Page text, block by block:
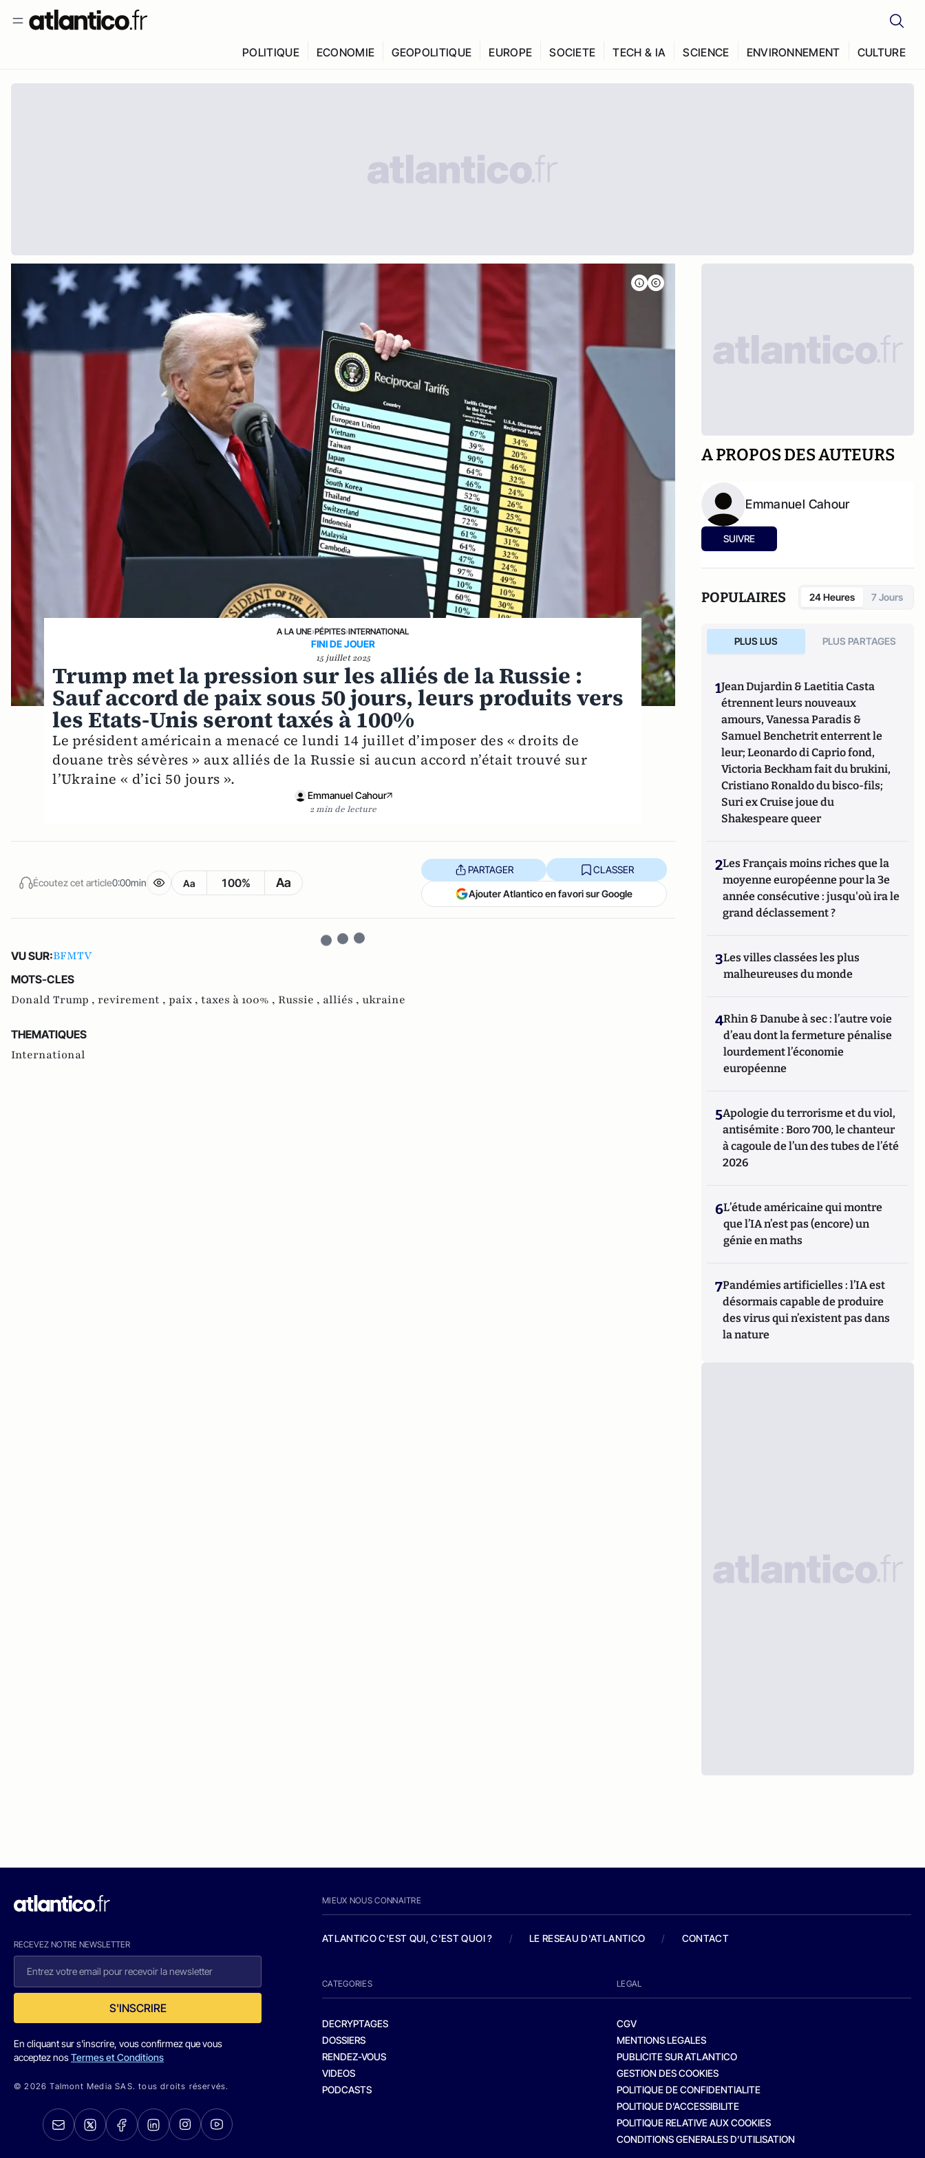
POLITIQUE ECONOMIE GEOPOLITIQUE EUROPE SOCIETE TECH & IA SCIENCE ENVIRONNEMENT CULTURE
A LA UNE›PÉPITES›INTERNATIONAL
FINI DE JOUER
15 juillet 2025
Trump met la pression sur les alliés de la Russie :
Sauf accord de paix sous 50 jours, leurs produits vers
les Etats-Unis seront taxés à 100%
Le président américain a menacé ce lundi 14 juillet d’imposer des « droits de
douane très sévères » aux alliés de la Russie si aucun accord n’était trouvé sur
l’Ukraine « d’ici 50 jours ».
Emmanuel Cahour
2 min de lecture
Écoutez cet article0:00min Aa 100% Aa
PARTAGER CLASSER
Ajouter Atlantico en favori sur Google
VU SUR:BFMTV
MOTS-CLES
Donald Trump , revirement , paix , taxes à 100% , Russie , alliés , ukraine
THEMATIQUES
International
A PROPOS DES AUTEURS
Emmanuel Cahour
SUIVRE
POPULAIRES 24 Heures 7 Jours
PLUS LUS PLUS PARTAGES
1Jean Dujardin & Laetitia Casta
étrennent leurs nouveaux
amours, Vanessa Paradis &
Samuel Benchetrit enterrent le
leur; Leonardo di Caprio fond,
Victoria Beckham fait du brukini,
Cristiano Ronaldo du bisco-fils;
Suri ex Cruise joue du
Shakespeare queer
2Les Français moins riches que la
moyenne européenne pour la 3e
année consécutive : jusqu'où ira le
grand déclassement ?
3Les villes classées les plus
malheureuses du monde
4Rhin & Danube à sec : l’autre voie
d’eau dont la fermeture pénalise
lourdement l’économie
européenne
5Apologie du terrorisme et du viol,
antisémite : Boro 700, le chanteur
à cagoule de l’un des tubes de l’été
2026
6L’étude américaine qui montre
que l’IA n’est pas (encore) un
génie en maths
7Pandémies artificielles : l’IA est
désormais capable de produire
des virus qui n’existent pas dans
la nature
RECEVEZ NOTRE NEWSLETTER
S'INSCRIRE
En cliquant sur s'inscrire, vous confirmez que vous
acceptez nosTermes et Conditions
© 2026 Talmont Media SAS. tous droits réservés.
MIEUX NOUS CONNAITRE
ATLANTICO C'EST QUI, C'EST QUOI ? / LE RESEAU D'ATLANTICO / CONTACT
CATEGORIES
DECRYPTAGES
DOSSIERS
RENDEZ-VOUS
VIDEOS
PODCASTS
LEGAL
CGV
MENTIONS LEGALES
PUBLICITE SUR ATLANTICO
GESTION DES COOKIES
POLITIQUE DE CONFIDENTIALITE
POLITIQUE D’ACCESSIBILITE
POLITIQUE RELATIVE AUX COOKIES
CONDITIONS GENERALES D’UTILISATION